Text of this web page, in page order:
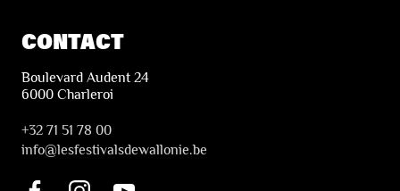
CONTACT
Boulevard Audent 24
6000 Charleroi
+32 71 51 78 00
info@lesfestivalsdewallonie.be